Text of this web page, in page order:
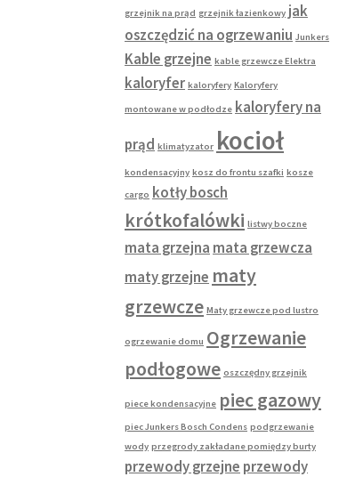
grzejnik na prąd grzejnik łazienkowy jak
oszczędzić na ogrzewaniu Junkers
Kable grzejne kable grzewcze Elektra
kaloryfer kaloryfery Kaloryfery
montowane w podłodze kaloryfery na
prąd klimatyzator kocioł
kondensacyjny kosz do frontu szafki kosze
cargo kotły bosch
krótkofalówki listwy boczne
mata grzejna mata grzewcza
maty grzejne maty
grzewcze Maty grzewcze pod lustro
ogrzewanie domu Ogrzewanie
podłogowe oszczędny grzejnik
piece kondensacyjne piec gazowy
piec Junkers Bosch Condens podgrzewanie
wody przegrody zakładane pomiędzy burty
przewody grzejne przewody